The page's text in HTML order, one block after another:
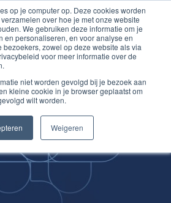
op je computer op. Deze cookies worden
over hoe je met onze website
We gebruiken deze informatie om je
en personaliseren, en voor analyse en
zowel op deze website als via
voor meer informatie over de
niet worden gevolgd bij je bezoek aan
kleine cookie in je browser geplaatst om
wilt worden.
Weigeren
Inloggen account